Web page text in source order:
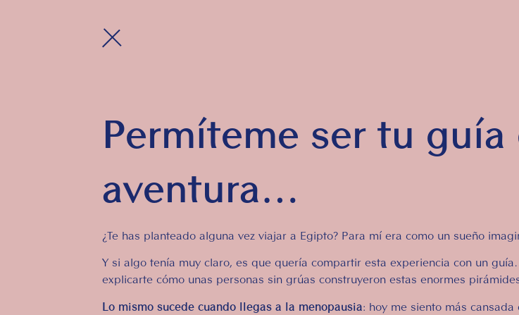
Permíteme ser tu guía
aventura…
¿Te has planteado alguna vez viajar a Egipto? Para mí era como un sueño
Y si algo tenía muy claro, es que quería compartir esta experiencia con un
explicarte cómo unas personas sin grúas construyeron estas enormes
Lo mismo sucede cuando llegas a la menopausia: hoy me siento más